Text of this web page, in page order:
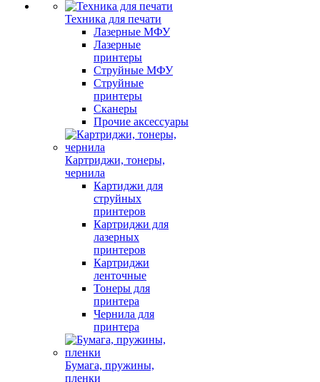
Техника для печати
Лазерные МФУ
Лазерные
принтеры
Струйные МФУ
Струйные
принтеры
Сканеры
Прочие аксессуары
Картриджи, тонеры,
чернила
Картиджи для
струйных
принтеров
Картриджи для
лазерных
принтеров
Картриджи
ленточные
Тонеры для
принтера
Чернила для
принтера
Бумага, пружины,
пленки